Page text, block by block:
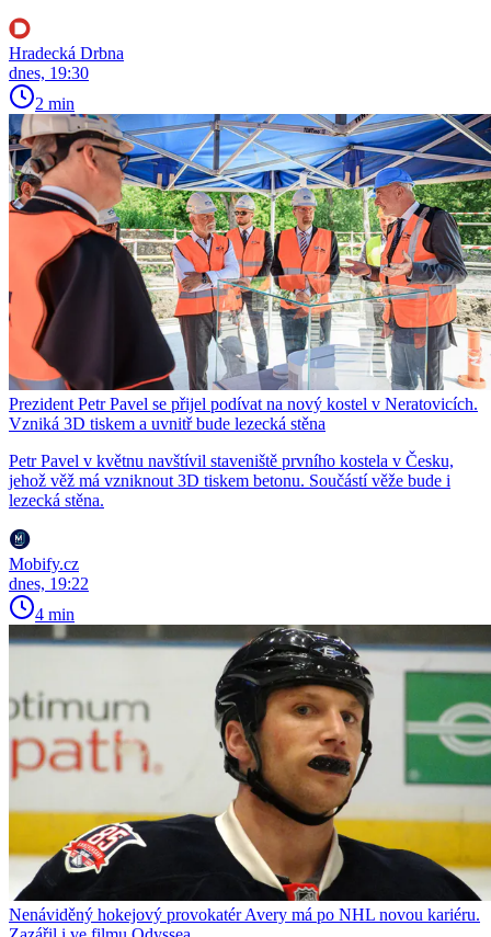
Hradecká Drbna
dnes, 19:30
2 min
Prezident Petr Pavel se přijel podívat na nový kostel v Neratovicích.
Vzniká 3D tiskem a uvnitř bude lezecká stěna
Petr Pavel v květnu navštívil staveniště prvního kostela v Česku,
jehož věž má vzniknout 3D tiskem betonu. Součástí věže bude i
lezecká stěna.
Mobify.cz
dnes, 19:22
4 min
Nenáviděný hokejový provokatér Avery má po NHL novou kariéru.